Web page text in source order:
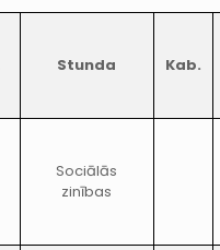
Stunda Kab.
Sociālās
zinības